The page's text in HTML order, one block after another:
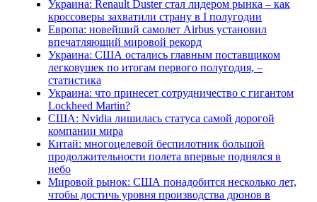
Украина: Renault Duster стал лидером рынка – как
кроссоверы захватили страну в I полугодии
Европа: новейший самолет Airbus установил
впечатляющий мировой рекорд
Украина: США остались главным поставщиком
легковушек по итогам первого полугодия, –
статистика
Украина: что принесет сотрудничество с гигантом
Lockheed Martin?
США: Nvidia лишилась статуса самой дорогой
компании мира
Китай: многоцелевой беспилотник большой
продолжительности полета впервые поднялся в
небо
Мировой рынок: США понадобится несколько лет,
чтобы достичь уровня производства дронов в